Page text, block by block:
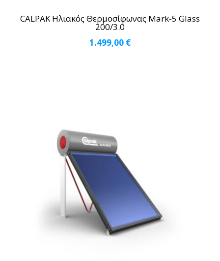
CALPAK Ηλιακός Θερμοσίφωνας Mark-5 Glass
200/3.0
1.499,00 €